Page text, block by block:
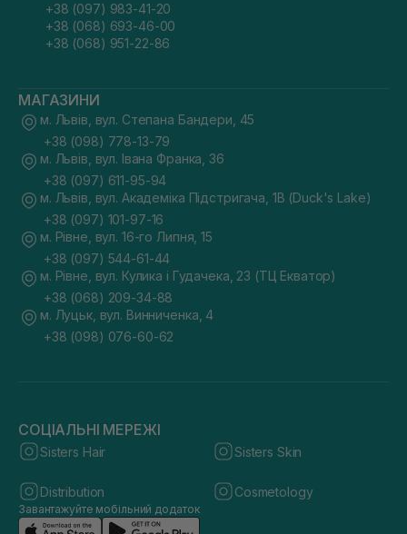
+38 (097) 983-41-20
+38 (068) 693-46-00
+38 (068) 951-22-86
МАГАЗИНИ
м. Львів, вул. Степана Бандери, 45
+38 (098) 778-13-79
м. Львів, вул. Івана Франка, 36
+38 (097) 611-95-94
м. Львів, вул. Академіка Підстригача, 1В (Duck's Lake)
+38 (097) 101-97-16
м. Рівне, вул. 16-го Липня, 15
+38 (097) 544-61-44
м. Рівне, вул. Кулика і Гудачека, 23 (ТЦ Екватор)
+38 (068) 209-34-88
м. Луцьк, вул. Винниченка, 4
+38 (098) 076-60-62
СОЦІАЛЬНІ МЕРЕЖІ
Sisters Hair Sisters Skin
Distribution Cosmetology
Завантажуйте мобільний додаток